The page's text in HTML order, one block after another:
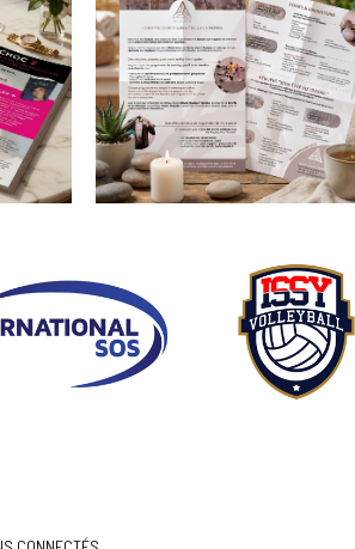
KBOX
Atelier
sportif
Création d'une affiche
A4 pour faire la
promotion sur les
massages.
AEQUOS
Réalisation d’un flyer A4
recto verso pour